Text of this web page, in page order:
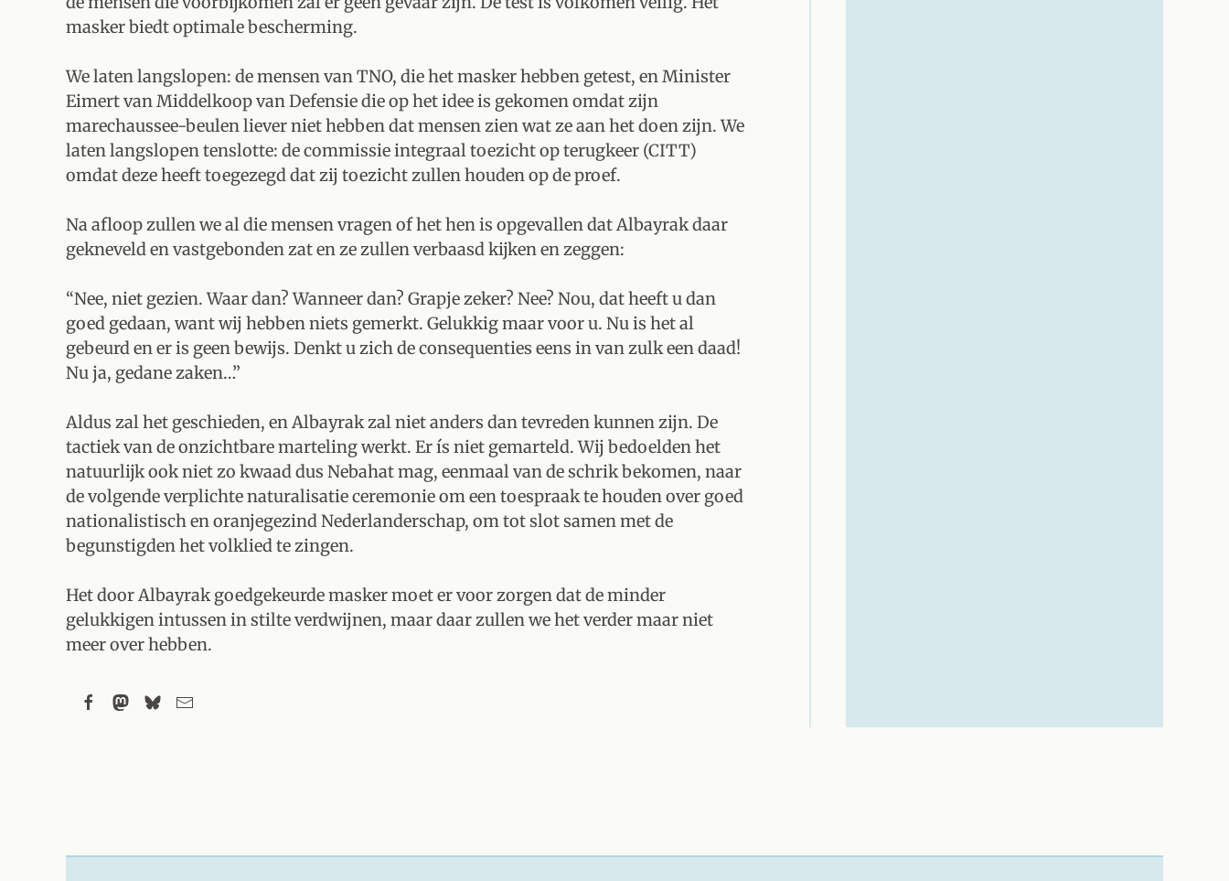
masker biedt optimale bescherming.
We laten langslopen: de mensen van TNO, die het masker hebben getest, en Minister
Eimert van Middelkoop van Defensie die op het idee is gekomen omdat zijn
marechaussee-beulen liever niet hebben dat mensen zien wat ze aan het doen zijn. We
laten langslopen tenslotte: de commissie integraal toezicht op terugkeer (CITT)
omdat deze heeft toegezegd dat zij toezicht zullen houden op de proef.
Na afloop zullen we al die mensen vragen of het hen is opgevallen dat Albayrak daar
gekneveld en vastgebonden zat en ze zullen verbaasd kijken en zeggen:
“Nee, niet gezien. Waar dan? Wanneer dan? Grapje zeker? Nee? Nou, dat heeft u dan
goed gedaan, want wij hebben niets gemerkt. Gelukkig maar voor u. Nu is het al
gebeurd en er is geen bewijs. Denkt u zich de consequenties eens in van zulk een daad!
Nu ja, gedane zaken…”
Aldus zal het geschieden, en Albayrak zal niet anders dan tevreden kunnen zijn. De
tactiek van de onzichtbare marteling werkt. Er ís niet gemarteld. Wij bedoelden het
natuurlijk ook niet zo kwaad dus Nebahat mag, eenmaal van de schrik bekomen, naar
de volgende verplichte naturalisatie ceremonie om een toespraak te houden over goed
nationalistisch en oranjegezind Nederlanderschap, om tot slot samen met de
begunstigden het volklied te zingen.
Het door Albayrak goedgekeurde masker moet er voor zorgen dat de minder
gelukkigen intussen in stilte verdwijnen, maar daar zullen we het verder maar niet
meer over hebben.